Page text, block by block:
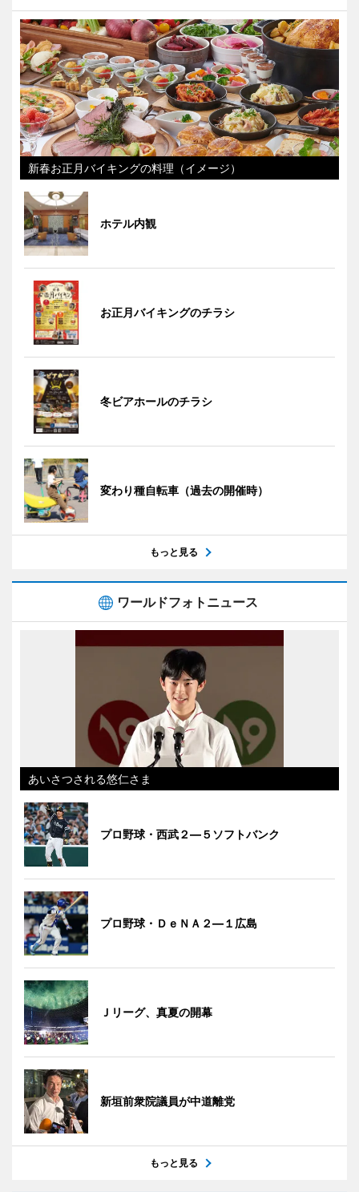
新春お正月バイキングの料理（イメージ）
ホテル内観
お正月バイキングのチラシ
冬ビアホールのチラシ
変わり種自転車（過去の開催時）
もっと見る
ワールドフォトニュース
あいさつされる悠仁さま
プロ野球・西武２―５ソフトバンク
プロ野球・ＤｅＮＡ２―１広島
Ｊリーグ、真夏の開幕
新垣前衆院議員が中道離党
もっと見る